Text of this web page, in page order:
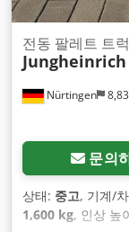
Nürtingen
전동 팔레트 트럭
Jungheinrich
문의
상태: 중고, 기계/
1,600 kg, 인상 높